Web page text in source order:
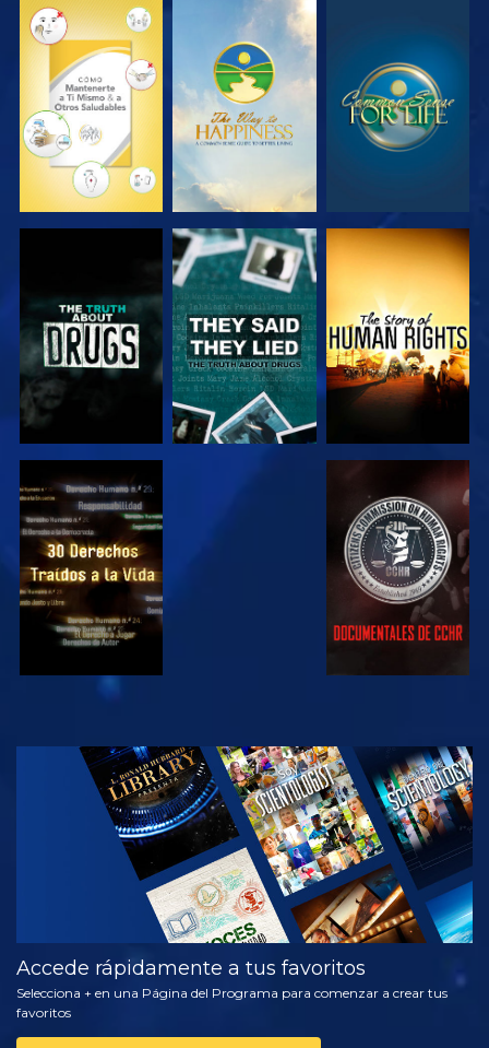
VE VE VE
VE VE
VE VE
VE
EXPLORA LAS
SERIES
Accede rápidamente a tus favoritos
Selecciona + en una Página del Programa para comenzar a crear tus
favoritos